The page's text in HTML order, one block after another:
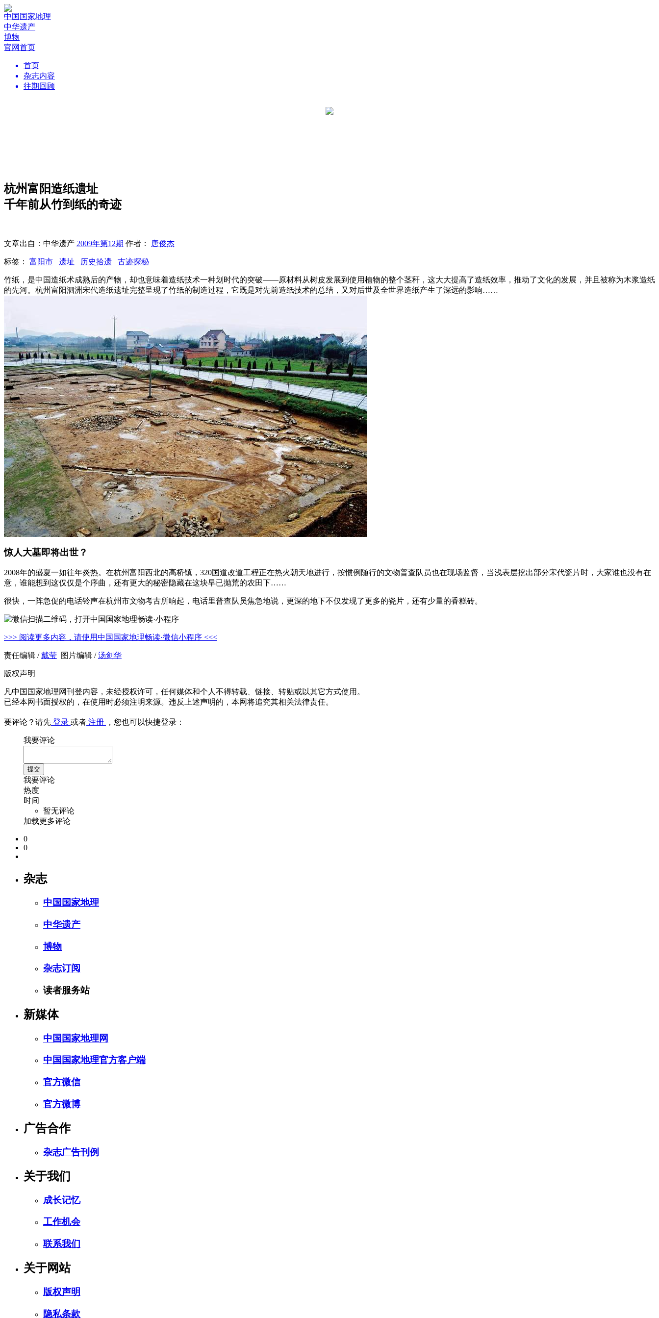
中国国家地理
中华遗产
博物
官网首页
首页
杂志内容
往期回顾
杭州富阳造纸遗址
千年前从竹到纸的奇迹
文章出自：中华遗产 2009年第12期 作者： 唐俊杰
标签： 富阳市 遗址 历史拾遗 古迹探秘
竹纸，是中国造纸术成熟后的产物，却也意味着造纸技术一种划时代的突破——原材料从树皮发展到使用植物的整个茎秆，这大大提高了造纸效率，推动了文化的发展，并且被称为木浆造纸
的先河。杭州富阳泗洲宋代造纸遗址完整呈现了竹纸的制造过程，它既是对先前造纸技术的总结，又对后世及全世界造纸产生了深远的影响……
惊人大墓即将出世？
2008年的盛夏一如往年炎热。在杭州富阳西北的高桥镇，320国道改道工程正在热火朝天地进行，按惯例随行的文物普查队员也在现场监督，当浅表层挖出部分宋代瓷片时，大家谁也没有在
意，谁能想到这仅仅是个序曲，还有更大的秘密隐藏在这块早已抛荒的农田下……
很快，一阵急促的电话铃声在杭州市文物考古所响起，电话里普查队员焦急地说，更深的地下不仅发现了更多的瓷片，还有少量的香糕砖。
>>> 阅读更多内容，请使用中国国家地理畅读·微信小程序 <<<
责任编辑 /戴莹 图片编辑 /汤剑华
版权声明
凡中国国家地理网刊登内容，未经授权许可，任何媒体和个人不得转载、链接、转贴或以其它方式使用。
已经本网书面授权的，在使用时必须注明来源。违反上述声明的，本网将追究其相关法律责任。
要评论？请先 登录 或者 注册 ，您也可以快捷登录：
我要评论
我要评论
热度
时间
暂无评论
加载更多评论
0
0
杂志
中国国家地理
中华遗产
博物
杂志订阅
读者服务站
新媒体
中国国家地理网
中国国家地理官方客户端
官方微信
官方微博
广告合作
杂志广告刊例
关于我们
成长记忆
工作机会
联系我们
关于网站
版权声明
隐私条款